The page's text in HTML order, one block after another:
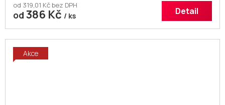
od 319,01 Kč bez DPH
od 386 Kč / ks Detail
Akce